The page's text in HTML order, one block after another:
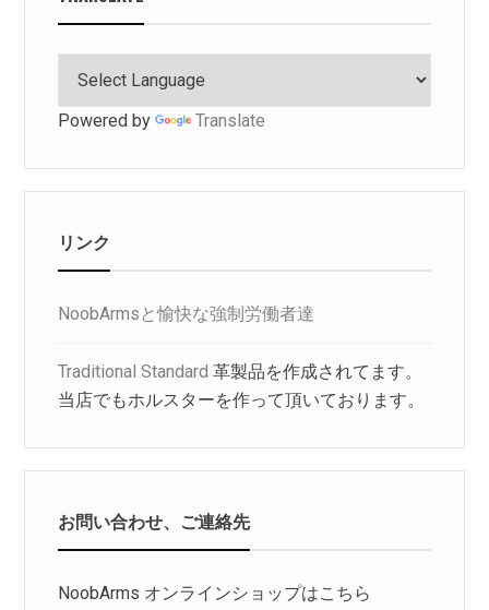
Powered by Translate
リンク
NoobArmsと愉快な強制労働者達
Traditional Standard 革製品を作成されてます。
当店でもホルスターを作って頂いております。
お問い合わせ、ご連絡先
NoobArms オンラインショップはこちら